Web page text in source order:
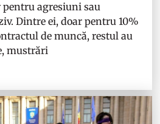
agresiuni sau
Dintre ei, doar pentru 10%
de muncă, restul au
mustrări